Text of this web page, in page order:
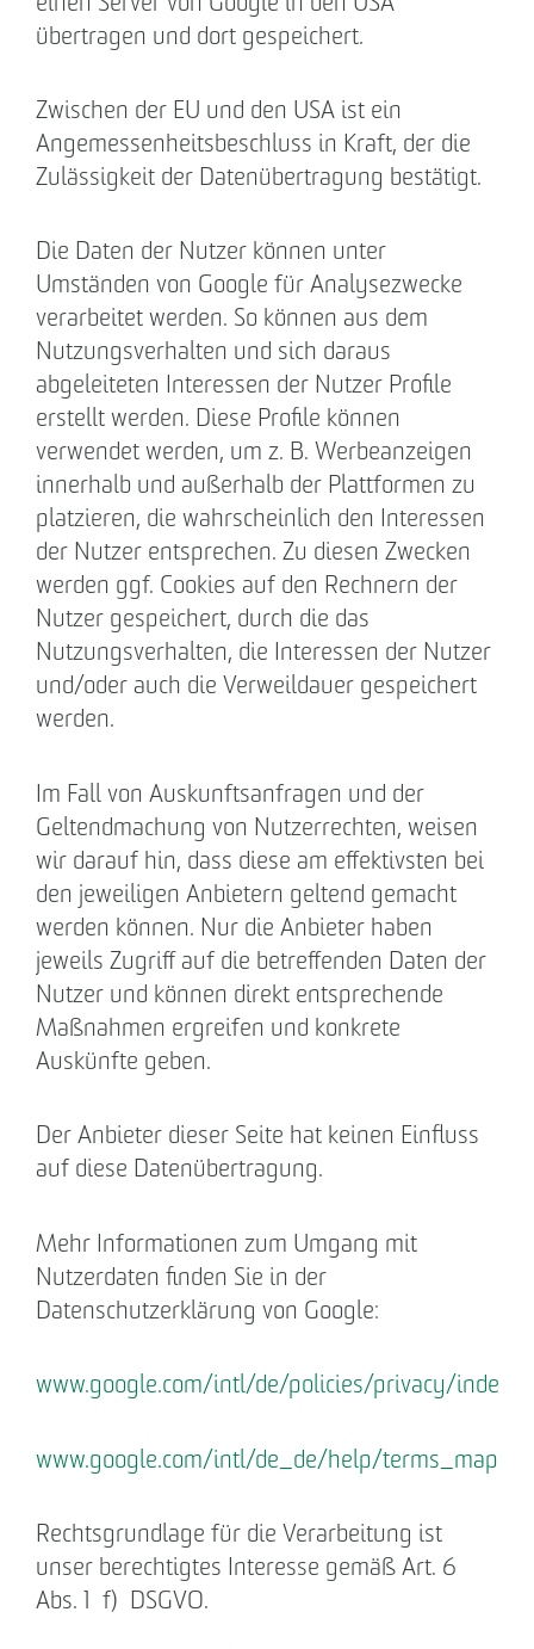
übertragen und dort gespeichert.
Zwischen der EU und den USA ist ein
Angemessenheitsbeschluss in Kraft, der die
Zulässigkeit der Datenübertragung bestätigt.
Die Daten der Nutzer können unter
Umständen von Google für Analysezwecke
verarbeitet werden. So können aus dem
Nutzungsverhalten und sich daraus
abgeleiteten Interessen der Nutzer Profile
erstellt werden. Diese Profile können
verwendet werden, um z. B. Werbeanzeigen
innerhalb und außerhalb der Plattformen zu
platzieren, die wahrscheinlich den Interessen
der Nutzer entsprechen. Zu diesen Zwecken
werden ggf. Cookies auf den Rechnern der
Nutzer gespeichert, durch die das
Nutzungsverhalten, die Interessen der Nutzer
und/oder auch die Verweildauer gespeichert
werden.
Im Fall von Auskunftsanfragen und der
Geltendmachung von Nutzerrechten, weisen
wir darauf hin, dass diese am effektivsten bei
den jeweiligen Anbietern geltend gemacht
werden können. Nur die Anbieter haben
jeweils Zugriff auf die betreffenden Daten der
Nutzer und können direkt entsprechende
Maßnahmen ergreifen und konkrete
Auskünfte geben.
Der Anbieter dieser Seite hat keinen Einfluss
auf diese Datenübertragung.
Mehr Informationen zum Umgang mit
Nutzerdaten finden Sie in der
Datenschutzerklärung von Google:
www.google.com/intl/de/policies/privacy/
www.google.com/intl/de_de/help/
Rechtsgrundlage für die Verarbeitung ist
unser berechtigtes Interesse gemäß Art. 6
Abs. 1 f) DSGVO.